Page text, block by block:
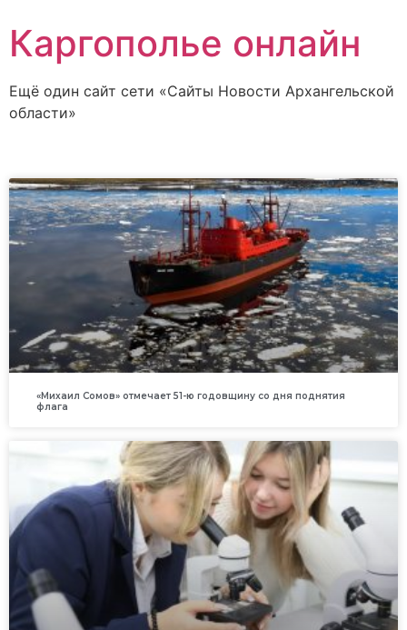
Каргополье онлайн
Ещё один сайт сети «Сайты Новости Архангельской
области»
«Михаил Сомов» отмечает 51-ю годовщину со дня поднятия
флага